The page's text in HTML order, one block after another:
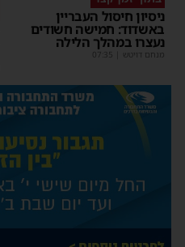
ניסיון חיסול העבריין
באשדוד: חמישה חשודים
נעצרו במהלך הלילה
מנחם דויטש 07:35